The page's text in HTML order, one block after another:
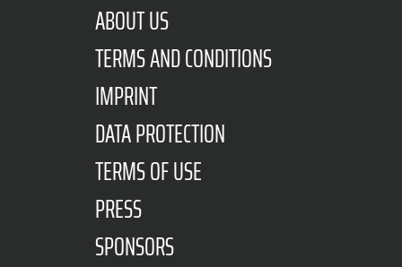
ABOUT US
TERMS AND CONDITIONS
IMPRINT
DATA PROTECTION
TERMS OF USE
PRESS
SPONSORS